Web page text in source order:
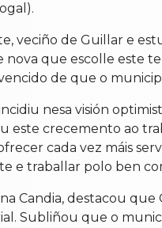
veciño de Guillar e
nova que escolle este
de que o
nesa visión
este crecemento ao
cada vez máis
e traballar polo ben
Candia, destacou
Subliñou que o